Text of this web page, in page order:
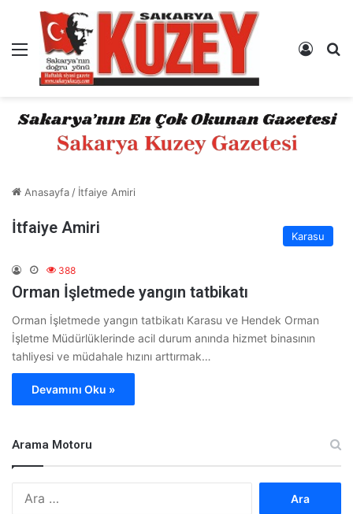
Menü Kayıt
Anasayfa/ İtfaiye Amiri
İtfaiye Amiri Karasu
388
Orman İşletmede yangın tatbikatı
Orman İşletmede yangın tatbikatı Karasu ve Hendek Orman
İşletme Müdürlüklerinde acil durum anında hizmet binasının
tahliyesi ve müdahale hızını arttırmak…
Devamını Oku »
Arama Motoru